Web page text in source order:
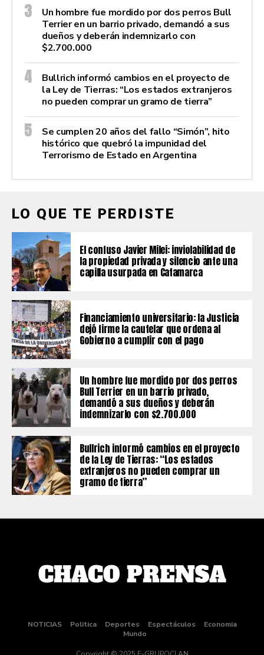
Un hombre fue mordido por dos perros Bull
Terrier en un barrio privado, demandó a sus
dueños y deberán indemnizarlo con
$2.700.000
Bullrich informó cambios en el proyecto de
la Ley de Tierras: “Los estados extranjeros
no pueden comprar un gramo de tierra”
Se cumplen 20 años del fallo “Simón”, hito
histórico que quebró la impunidad del
Terrorismo de Estado en Argentina
LO QUE TE PERDISTE
El confuso Javier Milei: inviolabilidad de
la propiedad privada y silencio ante una
capilla usurpada en Catamarca
Financiamiento universitario: la Justicia
dejó firme la cautelar que ordena al
Gobierno a cumplir con el pago
Un hombre fue mordido por dos perros
Bull Terrier en un barrio privado,
demandó a sus dueños y deberán
indemnizarlo con $2.700.000
Bullrich informó cambios en el proyecto
de la Ley de Tierras: “Los estados
extranjeros no pueden comprar un
gramo de tierra”
NOTICIAS Politica Deportes Espectáculos
Economia
Mundo